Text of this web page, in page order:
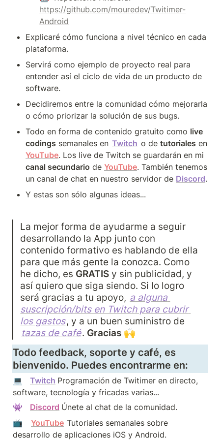
https://github.com/mouredev/Twitimer-
Android
Explicaré cómo funciona a nivel técnico en cada
plataforma.
Servirá como ejemplo de proyecto real para
entender así el ciclo de vida de un producto de
software.
Decidiremos entre la comunidad cómo mejorarla
o cómo priorizar la solución de sus bugs.
Todo en forma de contenido gratuito como live
codings semanales en Twitch o de tutoriales
YouTube
canal secundario de YouTube. También tenemos
un canal de chat en nuestro servidor de Discord.
Y estas son sólo algunas ideas...
La mejor forma de ayudarme a seguir
desarrollando la App junto con
contenido formativo es hablando de ella
para que más gente la conozca. Como
he dicho, es GRATIS y sin publicidad, y
así quiero que siga siendo. Si lo logro
será gracias a tu apoyo, a alguna
suscripción/bits en Twitch para cubrir
los gastos
tazas de café. Gracias 🙌
Todo feedback, soporte y café, es
bienvenido. Puedes encontrarme en:
💻 Twitch Programación de Twitimer en directo,
software, tecnología y fricadas varias...
👾 Discord Únete al chat de la comunidad.
📺 YouTube Tutoriales semanales sobre
desarrollo de aplicaciones iOS y Android.